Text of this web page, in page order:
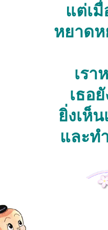
แต่เ
หยาดห
เรา
เธอ
ยิ่งเห็
และท